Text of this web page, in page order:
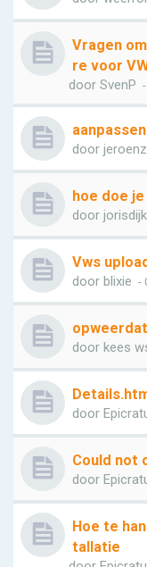
Vragen
re voor
door SvenP
door
hoe doe
door
Vws
door blixie -
door kees
door
Could not
door
Hoe te
tallatie